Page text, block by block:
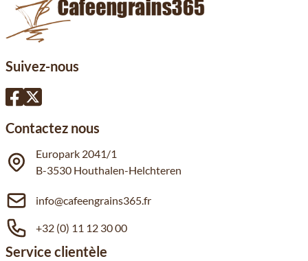
Suivez-nous
Contactez nous
Europark 2041/1
B-3530 Houthalen-Helchteren
info@cafeengrains365.fr
+32 (0) 11 12 30 00
Service clientèle